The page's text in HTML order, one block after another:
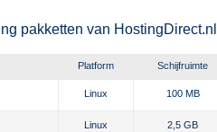
pakketten van HostingDirect.nl
Platform Schijfruimte
Linux 100 MB
Linux 2,5 GB